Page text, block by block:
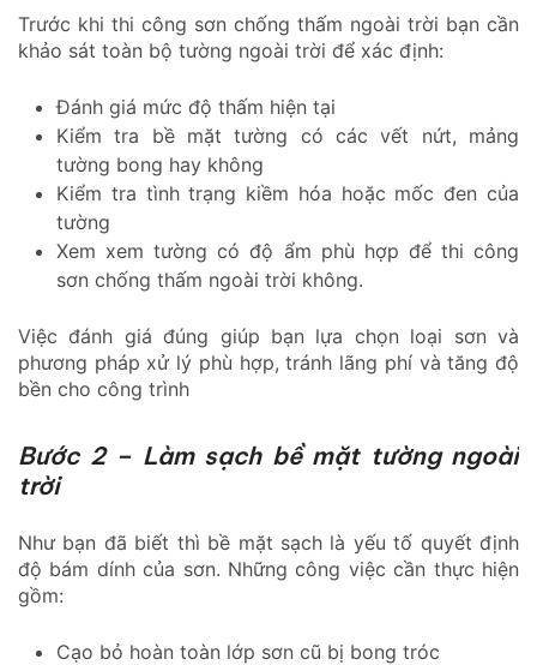
Trước khi thi công sơn chống thấm ngoài trời bạn cần
khảo sát toàn bộ tường ngoài trời để xác định:
Đánh giá mức độ thấm hiện tại
Kiểm tra bề mặt tường có các vết nứt, mảng
tường bong hay không
Kiểm tra tình trạng kiềm hóa hoặc mốc đen của
tường
Xem xem tường có độ ẩm phù hợp để thi công
sơn chống thấm ngoài trời không.
Việc đánh giá đúng giúp bạn lựa chọn loại sơn và
phương pháp xử lý phù hợp, tránh lãng phí và tăng độ
bền cho công trình
Bước 2 – Làm sạch bề mặt tường ngoài
trời
Như bạn đã biết thì bề mặt sạch là yếu tố quyết định
độ bám dính của sơn. Những công việc cần thực hiện
gồm:
Cạo bỏ hoàn toàn lớp sơn cũ bị bong tróc